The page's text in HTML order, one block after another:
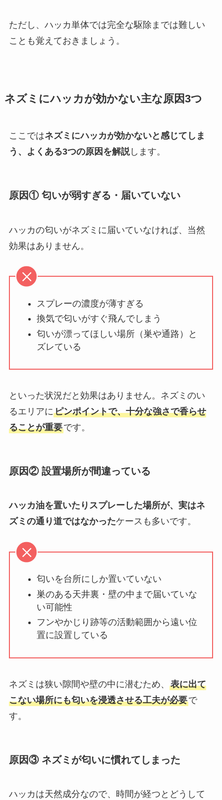
ただし、ハッカ単体では完全な駆除までは難しい
ことも覚えておきましょう。
ネズミにハッカが効かない主な原因3つ
ここではネズミにハッカが効かないと感じてしま
う、よくある3つの原因を解説します。
原因① 匂いが弱すぎる・届いていない
ハッカの匂いがネズミに届いていなければ、当然
効果はありません。
スプレーの濃度が薄すぎる
換気で匂いがすぐ飛んでしまう
匂いが漂ってほしい場所（巣や通路）と
ズレている
といった状況だと効果はありません。ネズミのい
るエリアにピンポイントで、十分な強さで香らせ
ることが重要です。
原因② 設置場所が間違っている
ハッカ油を置いたりスプレーした場所が、実はネ
ズミの通り道ではなかったケースも多いです。
匂いを台所にしか置いていない
巣のある天井裏・壁の中まで届いていな
い可能性
フンやかじり跡等の活動範囲から遠い位
置に設置している
ネズミは狭い隙間や壁の中に潜むため、 表に出て
こない場所にも匂いを浸透させる工夫が必要で
す。
原因③ ネズミが匂いに慣れてしまった
ハッカは天然成分なので、時間が経つとどうして